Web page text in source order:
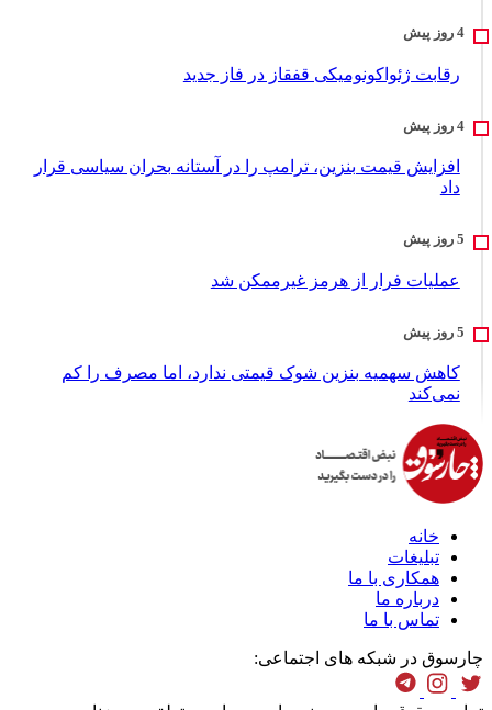
رقابت ژئواکونومیکی قفقاز در فاز جدید
افزایش قیمت بنزین، ترامپ را در آستانه بحران سیاسی قرار
داد
عملیات فرار از هرمز غیرممکن شد
کاهش سهمیه بنزین شوک قیمتی ندارد، اما مصرف را کم
نمی‌کند
خانه
تبلیغات
همکاری با ما
درباره ما
تماس با ما
چارسوق در شبکه های اجتماعی: